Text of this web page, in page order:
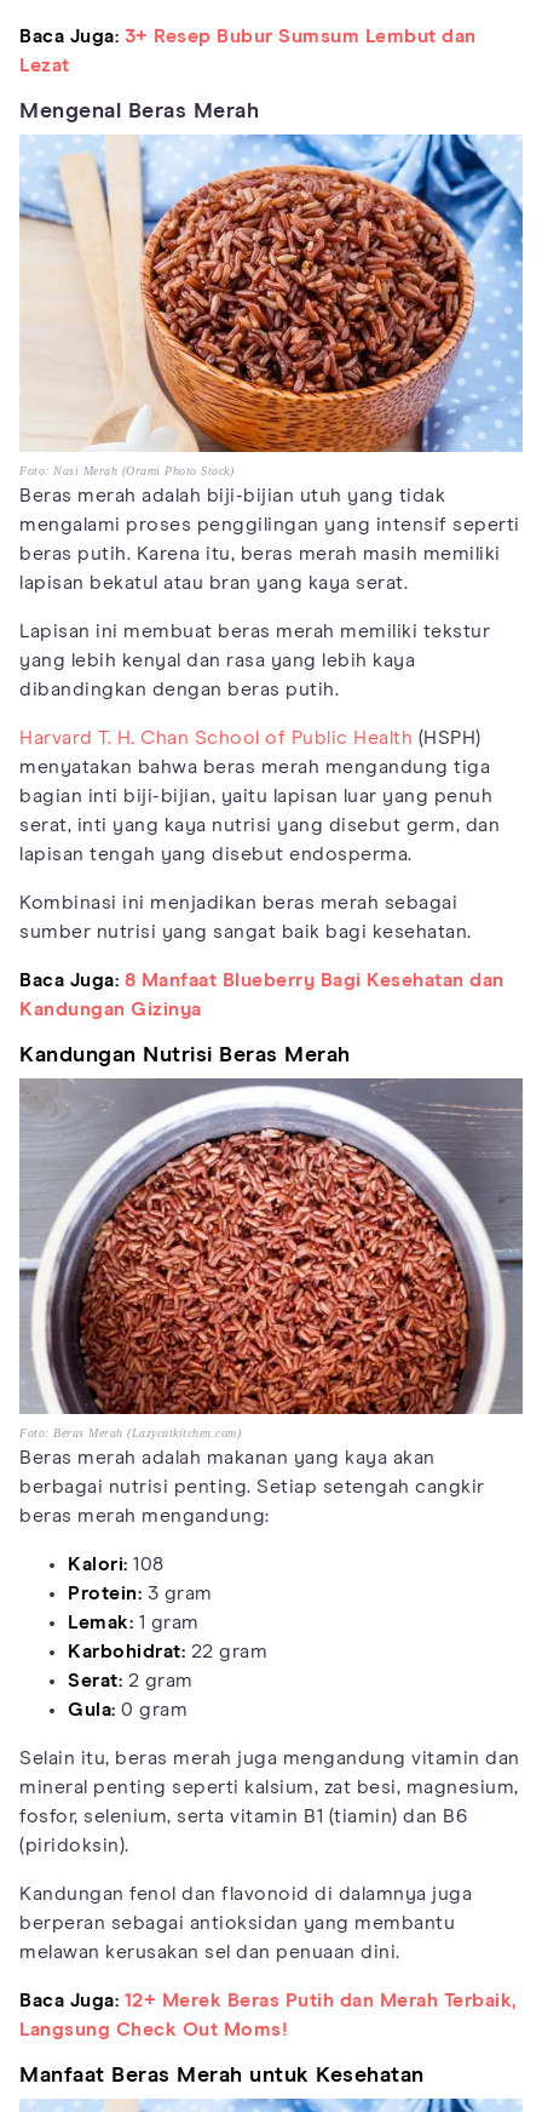
Baca Juga: 3+ Resep Bubur Sumsum Lembut dan
Lezat
Mengenal Beras Merah
Foto: Nasi Merah (Orami Photo Stock)
Beras merah adalah biji-bijian utuh yang tidak
mengalami proses penggilingan yang intensif seperti
beras putih. Karena itu, beras merah masih memiliki
lapisan bekatul atau bran yang kaya serat.
Lapisan ini membuat beras merah memiliki tekstur
yang lebih kenyal dan rasa yang lebih kaya
dibandingkan dengan beras putih.
Harvard T. H. Chan School of Public Health (HSPH)
menyatakan bahwa beras merah mengandung tiga
bagian inti biji-bijian, yaitu lapisan luar yang penuh
serat, inti yang kaya nutrisi yang disebut germ, dan
lapisan tengah yang disebut endosperma.
Kombinasi ini menjadikan beras merah sebagai
sumber nutrisi yang sangat baik bagi kesehatan.
Baca Juga: 8 Manfaat Blueberry Bagi Kesehatan dan
Kandungan Gizinya
Kandungan Nutrisi Beras Merah
Foto: Beras Merah (Lazycatkitchen.com)
Beras merah adalah makanan yang kaya akan
berbagai nutrisi penting. Setiap setengah cangkir
beras merah mengandung:
Kalori: 108
Protein: 3 gram
Lemak: 1 gram
Karbohidrat: 22 gram
Serat: 2 gram
Gula: 0 gram
Selain itu, beras merah juga mengandung vitamin dan
mineral penting seperti kalsium, zat besi, magnesium,
fosfor, selenium, serta vitamin B1 (tiamin) dan B6
(piridoksin).
Kandungan fenol dan flavonoid di dalamnya juga
berperan sebagai antioksidan yang membantu
melawan kerusakan sel dan penuaan dini.
Baca Juga: 12+ Merek Beras Putih dan Merah Terbaik,
Langsung Check Out Moms!
Manfaat Beras Merah untuk Kesehatan